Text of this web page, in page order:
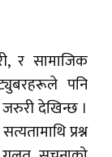
र सामाजिक
पनि
देखिन्छ ।
प्रश्न